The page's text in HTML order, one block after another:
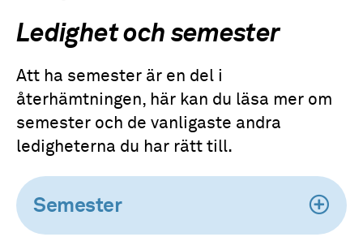
Ledighet och semester
Att ha semester är en del i
återhämtningen, här kan du läsa mer om
semester och de vanligaste andra
ledigheterna du har rätt till.
Semester